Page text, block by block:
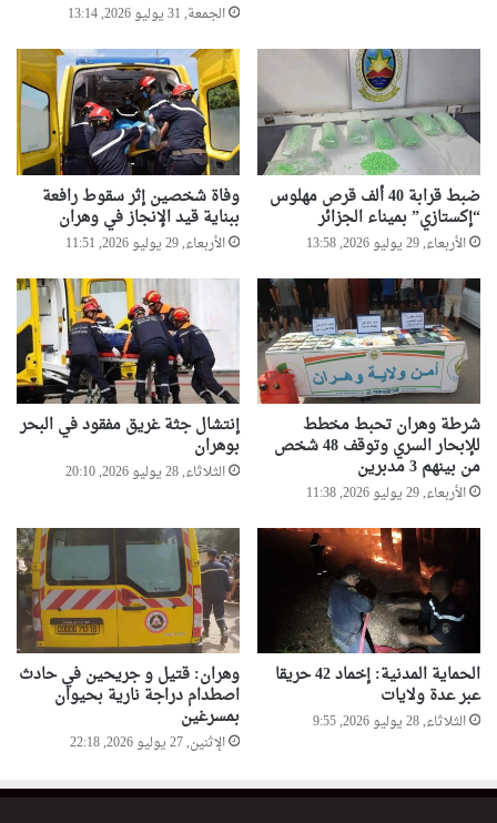
الجمعة, 31 يوليو 2026, 13:14
ضبط قرابة 40 ألف قرص مهلوس
“إكستازي” بميناء الجزائر
الأربعاء, 29 يوليو 2026, 13:58
وفاة شخصين إثر سقوط رافعة
ببناية قيد الإنجاز في وهران
الأربعاء, 29 يوليو 2026, 11:51
شرطة وهران تحبط مخطط
للإبحار السري وتوقف 48 شخص
من بينهم 3 مدبرين
الأربعاء, 29 يوليو 2026, 11:38
إنتشال جثة غريق مفقود في البحر
بوهران
الثلاثاء, 28 يوليو 2026, 20:10
الحماية المدنية: إخماد 42 حريقا
عبر عدة ولايات
الثلاثاء, 28 يوليو 2026, 9:55
وهران: قتيل و جريحين في حادث
اصطدام دراجة نارية بحيوان
بمسرغين
الإثنين, 27 يوليو 2026, 22:18